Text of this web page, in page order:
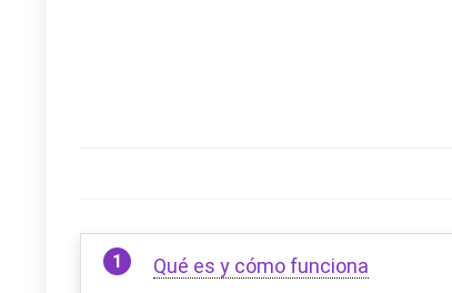
Qué es y cómo funciona